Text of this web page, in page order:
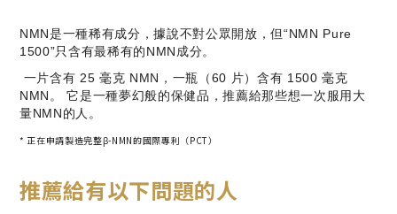
NMN是一種稀有成分，據說不對公眾開放，但“NMN Pure
1500”只含有最稀有的NMN成分。
一片含有 25 毫克 NMN，一瓶（60 片）含有 1500 毫克
NMN。 它是一種夢幻般的保健品，推薦給那些想一次服用大
量NMN的人。
* 正在申請製造完整β-NMN的國際專利（PCT）
推薦給有以下問題的人